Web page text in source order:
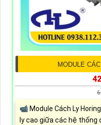
MODULE
📹 Module Cách Ly
ly cao giữa các hệ thống